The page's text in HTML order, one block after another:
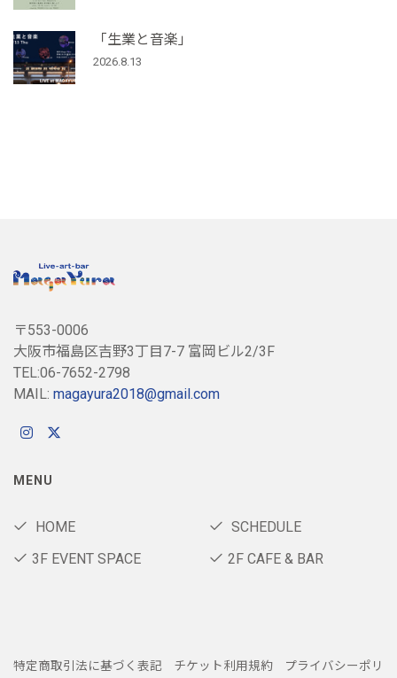
「生業と音楽」
2026.8.13
〒553-0006
大阪市福島区吉野3丁目7-7 富岡ビル2/3F
TEL:06-7652-2798
MAIL: magayura2018@gmail.com
MENU
HOME
SCHEDULE
3F EVENT SPACE
2F CAFE & BAR
特定商取引法に基づく表記 チケット利用規約 プライバシーポリ